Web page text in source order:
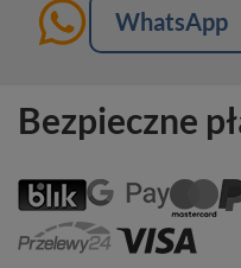
WhatsApp
Bezpieczne